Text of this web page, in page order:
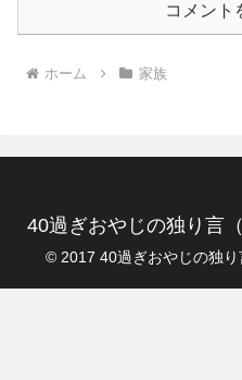
コメント
ホーム 家族
40過ぎおやじの独り言
© 2017 40過ぎおやじの独り